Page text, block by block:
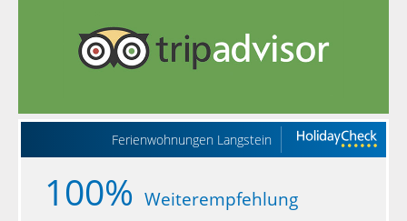
Ferienwohnungen Langstein
100% Weiterempfehlung